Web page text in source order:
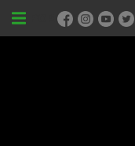
PORTAIS